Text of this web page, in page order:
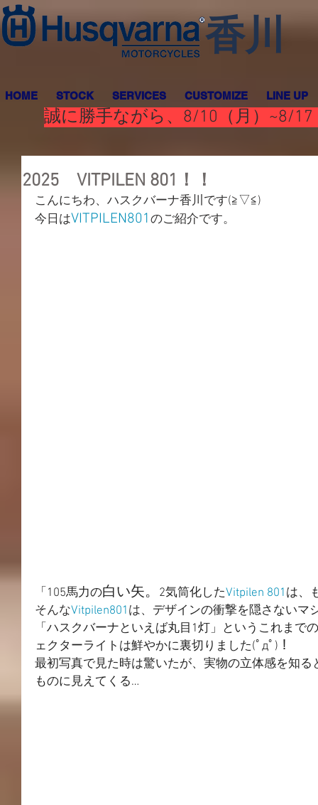
香川
HOME STOCK SERVICES CUSTOMIZE LINE UP
誠に勝手ながら、8/10（月）~8/
2025 VITPILEN 801！！
こんにちわ、ハスクバーナ香川です(≧▽≦)
今日はVITPILEN801 のご紹介です。
「105馬力の白い矢。 2気筒化したVitpilen 801 は、
そんなVitpilen801 は、 デザインの衝撃を隠さないマ
「ハスクバーナといえば丸目1灯」というこれまで
ェクターライトは鮮やかに裏切りました(ﾟдﾟ)！
最初写真で見た時は驚いたが、実物の立体感を知
ものに見えてくる…